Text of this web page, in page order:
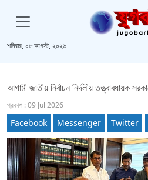
শনিবার, ০৮ আগস্ট, ২০২৬
আগামী জাতীয় নির্বাচন নির্দলীয় তত্ত্বাবধায়ক
প্রকাশ : 09 Jul 2026
Facebook Messenger Twitter